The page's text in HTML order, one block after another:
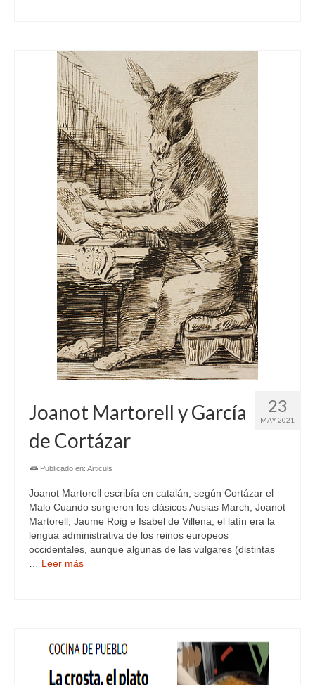
23
MAY 2021
Joanot Martorell y García
de Cortázar
Publicado en: Articuls |
Joanot Martorell escribía en catalán, según Cortázar el
Malo Cuando surgieron los clásicos Ausias March, Joanot
Martorell, Jaume Roig e Isabel de Villena, el latín era la
lengua administrativa de los reinos europeos
occidentales, aunque algunas de las vulgares (distintas
Leer más